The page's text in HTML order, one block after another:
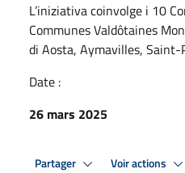
L’iniziativa coinvolge i 10
Communes Valdôtaines
di Aosta, Aymavilles, Saint-
Date :
26 mars 2025
Partager Voir actions